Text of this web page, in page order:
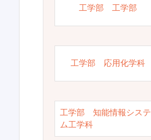
工学部 工学部
工学部 応用化学科
工学部 知能情報システ
ム工学科